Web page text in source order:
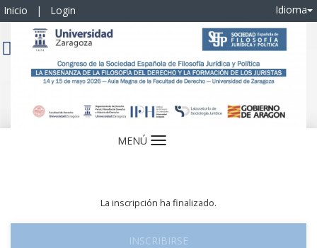
Inicio | Login Idioma
MENÚ Idioma
La inscripción ha finalizado.
INSCRIBIRSE